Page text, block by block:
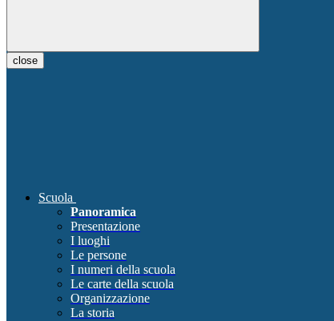
close
Scuola
Panoramica
Presentazione
I luoghi
Le persone
I numeri della scuola
Le carte della scuola
Organizzazione
La storia